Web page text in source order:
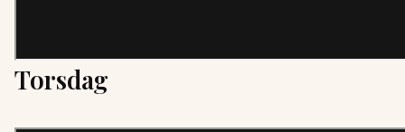
Torsdag